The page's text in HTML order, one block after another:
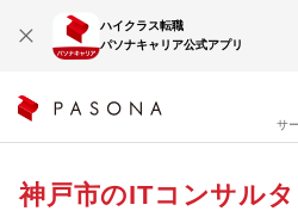
ハイクラス転職
パソナキャリア公式アプリ
サ
神戸市のITコンサル